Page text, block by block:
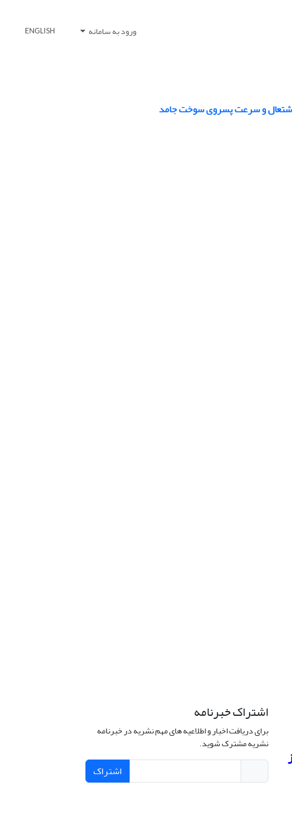
ورود به سامانه ENGLISH
و سرعت پسروی سوخت جامد
اشتراک خبرنامه
برای دریافت اخبار و اطلاعیه های مهم نشریه در خبرنامه
نشریه مشترک شوید.
اشتراک